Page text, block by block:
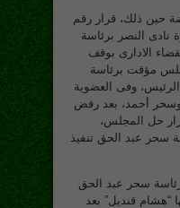
حين ذلك، قرار رقم
إدارة نادى النصر برئاسة
الادارى بوقف
مؤقت برئاسة
وفى العضوية
أحمد، بعد رفض
حل المجلس،
سحر عبد الحق تنفيذ
سحر عبد الحق
“هشام قنديل” بعد